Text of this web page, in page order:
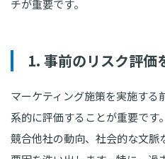
チが重要です。
1. 事前のリスク評価
マーケティング施策を実施する
系的に評価することが重要です
競合他社の動向、社会的な文脈